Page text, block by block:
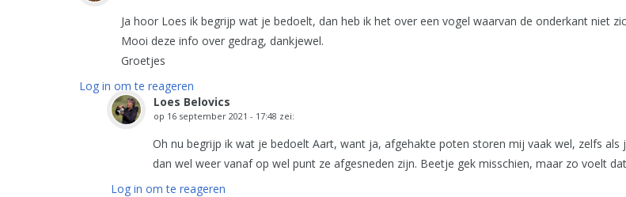
Ja hoor Loes ik begrijp wat je bedoelt, dan heb ik het over een vogel waarvan de onderkant niet
Mooi deze info over gedrag, dankjewel.
Groetjes
Log in om te reageren
Loes Belovics
op 16 september 2021 - 17:48 zei:
Oh nu begrijp ik wat je bedoelt Aart, want ja, afgehakte poten storen mij vaak wel, zelfs
dan wel weer vanaf op wel punt ze afgesneden zijn. Beetje gek misschien, maar zo voelt
Log in om te reageren